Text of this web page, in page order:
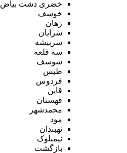
خضری دشت بیاض
خوسف
زهان
سرایان
سربیشه
سه قلعه
شوسف
طبس
فردوس
قاین
قهستان
محمدشهر
مود
نهبندان
نیمبلوک
بازگشت